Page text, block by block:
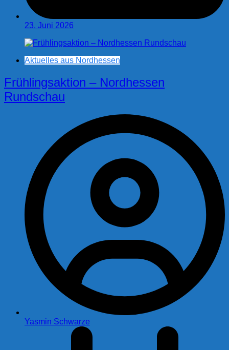
23. Juni 2026
Aktuelles aus Nordhessen
Frühlingsaktion – Nordhessen
Rundschau
Yasmin Schwarze